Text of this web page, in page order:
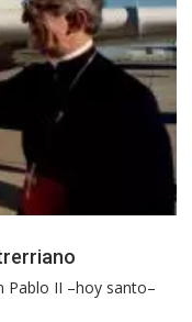
Pablo II –hoy santo–